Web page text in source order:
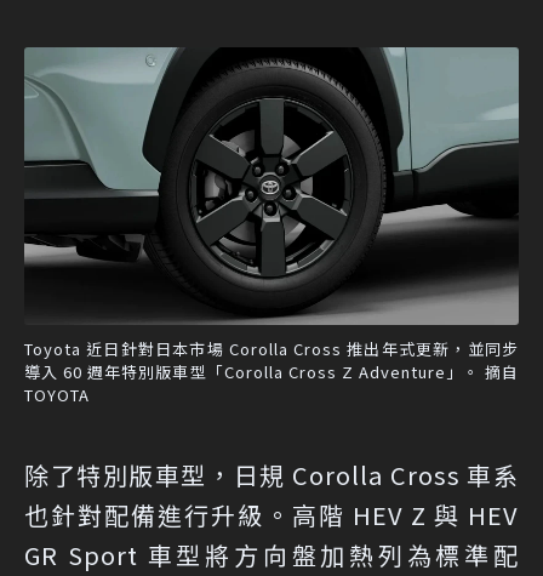
Toyota 近日針對日本市場 Corolla Cross 推出年式更新，並同步
導入 60 週年特別版車型「Corolla Cross Z Adventure」。 摘自
TOYOTA
除了特別版車型，日規 Corolla Cross 車系
也針對配備進行升級。高階 HEV Z 與 HEV
GR Sport 車型將方向盤加熱列為標準配